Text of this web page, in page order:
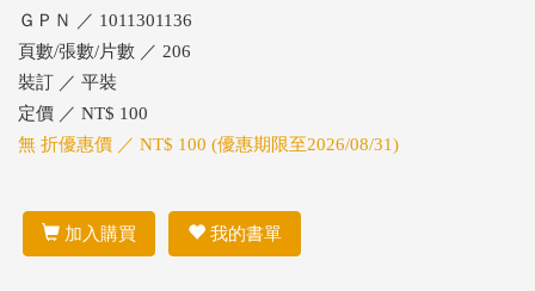
ＧＰＮ ／ 1011301136
頁數/張數/片數 ／ 206
裝訂 ／ 平裝
定價 ／ NT$ 100
無 折優惠價 ／ NT$ 100 (優惠期限至2026/08/31)
加入購買 我的書單